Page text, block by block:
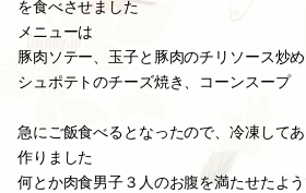
を食べさせました
メニューは
豚肉ソテー、玉子と豚肉のチリソース炒
シュポテトのチーズ焼き、コーンスープ
急にご飯食べるとなったので、冷凍して
作りました
何とか肉食男子３人のお腹を満たせたよ